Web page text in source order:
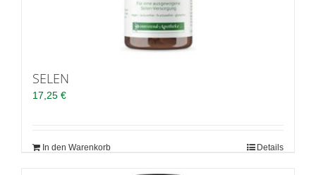
SELEN
17,25 €
In den Warenkorb Details